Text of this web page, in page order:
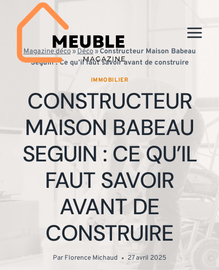
contenu
Magazine déco»Déco» Constructeur Maison Babeau
Seguin : Ce qu’il faut savoir avant de construire
IMMOBILIER
CONSTRUCTEUR
MAISON BABEAU
SEGUIN : CE QU’IL
FAUT SAVOIR
AVANT DE
CONSTRUIRE
Par Florence Michaud 27 avril 2025